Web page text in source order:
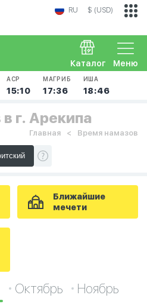
RU $ (USD)
Меню
Каталог
АСР
15:10
МАГРИБ
17:36
ИША
18:46
г. Арекипа
Главная Время намазов
Ближайшие
мечети
Октябрь Ноябрь